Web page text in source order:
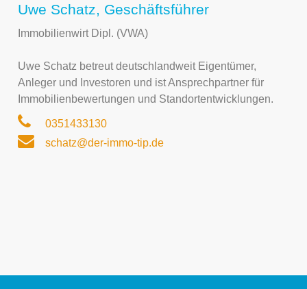
Uwe Schatz, Geschäftsführer
Immobilienwirt Dipl. (VWA)
Uwe Schatz betreut deutschlandweit Eigentümer,
Anleger und Investoren und ist Ansprechpartner für
Immobilienbewertungen und Standortentwicklungen.
0351433130
schatz@der-immo-tip.de